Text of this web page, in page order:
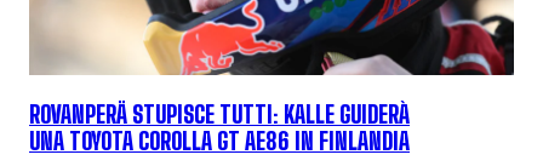
ROVANPERÄ STUPISCE TUTTI: KALLE GUIDERÀ
UNA TOYOTA COROLLA GT AE86 IN FINLANDIA